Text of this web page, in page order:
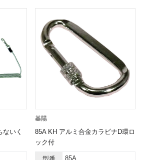
いく
基陽
85A KH アルミ合金カラビナD環ロ
ック付
85A